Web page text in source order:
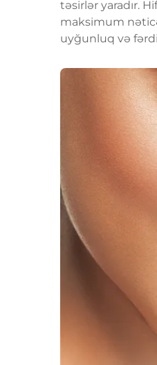
təsirlər yaradır.
maksimum
uyğunluq və